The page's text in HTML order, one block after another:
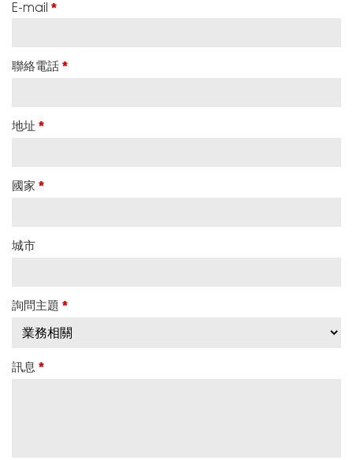
E-mail *
聯絡電話 *
地址 *
國家 *
城市
詢問主題 *
訊息 *